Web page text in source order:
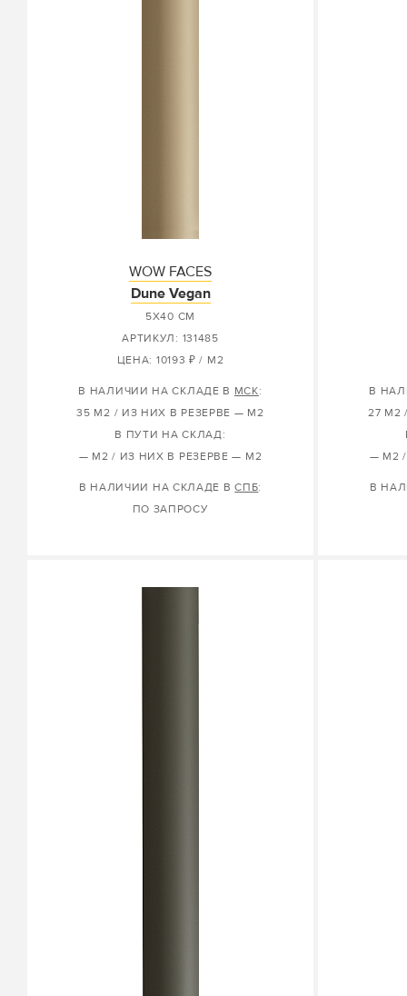
WOW FACES
Dune Vegan
5X40 СМ
АРТИКУЛ: 131485
ЦЕНА: 10193 ₽ / М2
В НАЛИЧИИ НА СКЛАДЕ В МСК:
35 М2 / ИЗ НИХ В РЕЗЕРВЕ — М2
В ПУТИ НА СКЛАД:
— М2 / ИЗ НИХ В РЕЗЕРВЕ — М2
В НАЛИЧИИ НА СКЛАДЕ ВСПБ:
ПО ЗАПРОСУ
В
27 М2
— М2
В